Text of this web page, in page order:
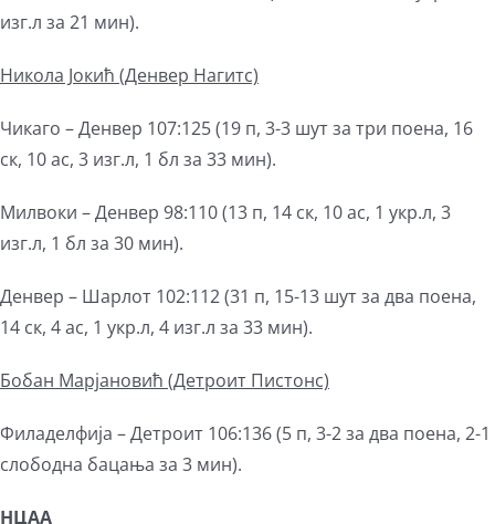
изг.л за 21 мин).
Никола Јокић (Денвер Нагитс)
Чикаго – Денвер 107:125 (19 п, 3-3 шут за три поена, 16
ск, 10 ас, 3 изг.л, 1 бл за 33 мин).
Милвоки – Денвер 98:110 (13 п, 14 ск, 10 ас, 1 укр.л, 3
изг.л, 1 бл за 30 мин).
Денвер – Шарлот 102:112 (31 п, 15-13 шут за два поена,
14 ск, 4 ас, 1 укр.л, 4 изг.л за 33 мин).
Бобан Марјановић (Детроит Пистонс)
Филаделфија – Детроит 106:136 (5 п, 3-2 за два поена, 2-1
слободна бацања за 3 мин).
НЦАА